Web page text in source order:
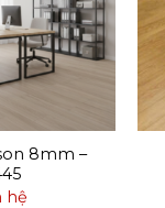
8mm –
hệ